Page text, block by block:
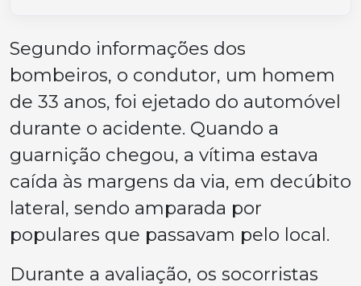
Segundo informações dos
bombeiros, o condutor, um homem
de 33 anos, foi ejetado do automóvel
durante o acidente. Quando a
guarnição chegou, a vítima estava
caída às margens da via, em decúbito
lateral, sendo amparada por
populares que passavam pelo local.
Durante a avaliação, os socorristas